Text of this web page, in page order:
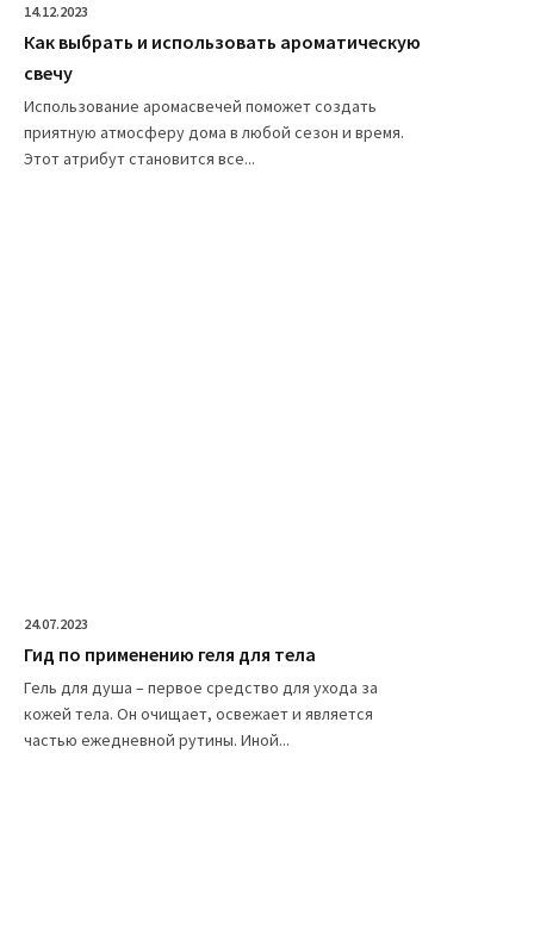
14.12.2023
Как выбрать и использовать ароматическую
свечу
Использование аромасвечей поможет создать
приятную атмосферу дома в любой сезон и время.
Этот атрибут становится все...
24.07.2023
Гид по применению геля для тела
Гель для душа – первое средство для ухода за
кожей тела. Он очищает, освежает и является
частью ежедневной рутины. Иной...